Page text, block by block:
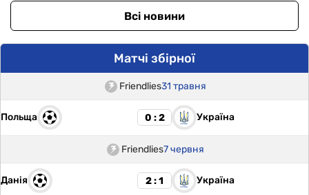
Всі новини
Матчі збірної
Friendlies31 травня
Польща 0 : 2 Україна
Friendlies7 червня
Данія 2 : 1 Україна